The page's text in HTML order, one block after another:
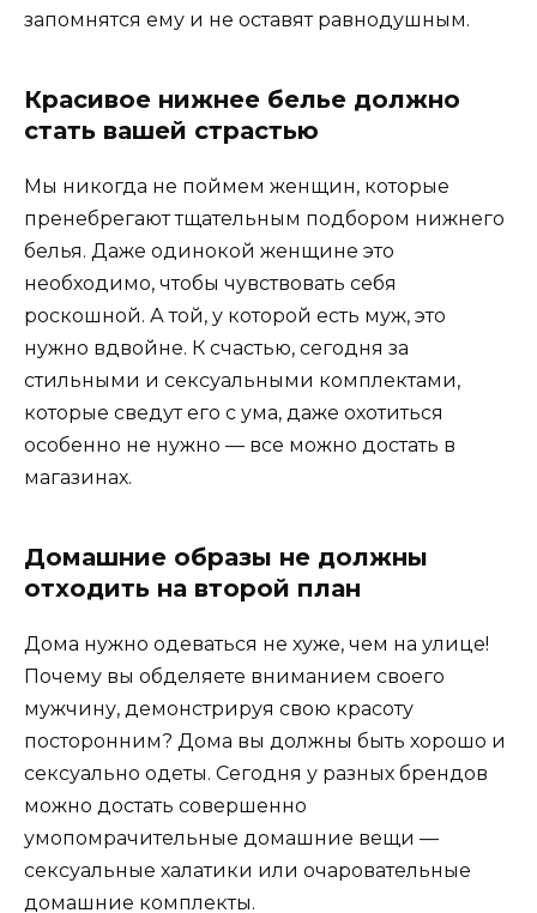
запомнятся ему и не оставят равнодушным.
Красивое нижнее белье должно
стать вашей страстью
Мы никогда не поймем женщин, которые
пренебрегают тщательным подбором нижнего
белья. Даже одинокой женщине это
необходимо, чтобы чувствовать себя
роскошной. А той, у которой есть муж, это
нужно вдвойне. К счастью, сегодня за
стильными и сексуальными комплектами,
которые сведут его с ума, даже охотиться
особенно не нужно — все можно достать в
магазинах.
Домашние образы не должны
отходить на второй план
Дома нужно одеваться не хуже, чем на улице!
Почему вы обделяете вниманием своего
мужчину, демонстрируя свою красоту
посторонним? Дома вы должны быть хорошо и
сексуально одеты. Сегодня у разных брендов
можно достать совершенно
умопомрачительные домашние вещи —
сексуальные халатики или очаровательные
домашние комплекты.